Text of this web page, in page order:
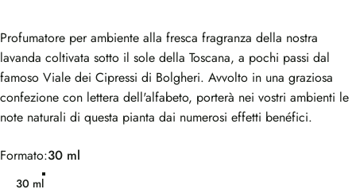
Profumatore per ambiente alla fresca fragranza della nostra
lavanda coltivata sotto il sole della Toscana, a pochi passi dal
famoso Viale dei Cipressi di Bolgheri. Avvolto in una graziosa
confezione con lettera dell'alfabeto, porterà nei vostri ambienti le
note naturali di questa pianta dai numerosi effetti benéfici.
Formato
Formato:30 ml
30 ml